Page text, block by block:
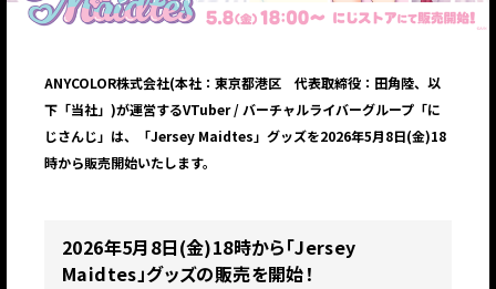
ANYCOLOR株式会社(本社：東京都港区 代表取締役：田角陸、以
下「当社」)が運営するVTuber / バーチャルライバーグループ「に
じさんじ」は、「Jersey Maidtes」グッズを2026年5月8日(金)18
時から販売開始いたします。
2026年5月8日(金)18時から「Jersey
Maidtes」グッズの販売を開始！